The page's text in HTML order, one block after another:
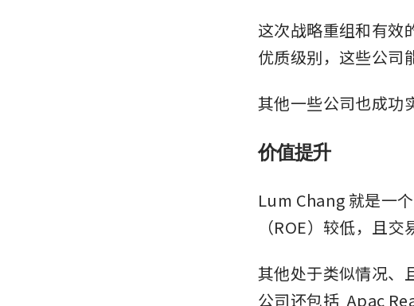
这次战略重组和有效
优质级别，这些公司
其他一些公司也成功
价值提升
Lum Chang 就是一
（ROE）较低，且
其他处于类似情况、
公司还包括 Apac